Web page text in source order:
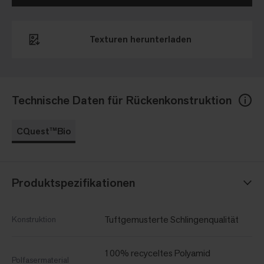
Technische Daten für Rückenkonstruktion
CQuest™Bio
Produktspezifikationen
Konstruktion Tuftgemusterte Schlingenqualität
Polfasermaterial
100% recyceltes Polyamid
Texturen herunterladen​